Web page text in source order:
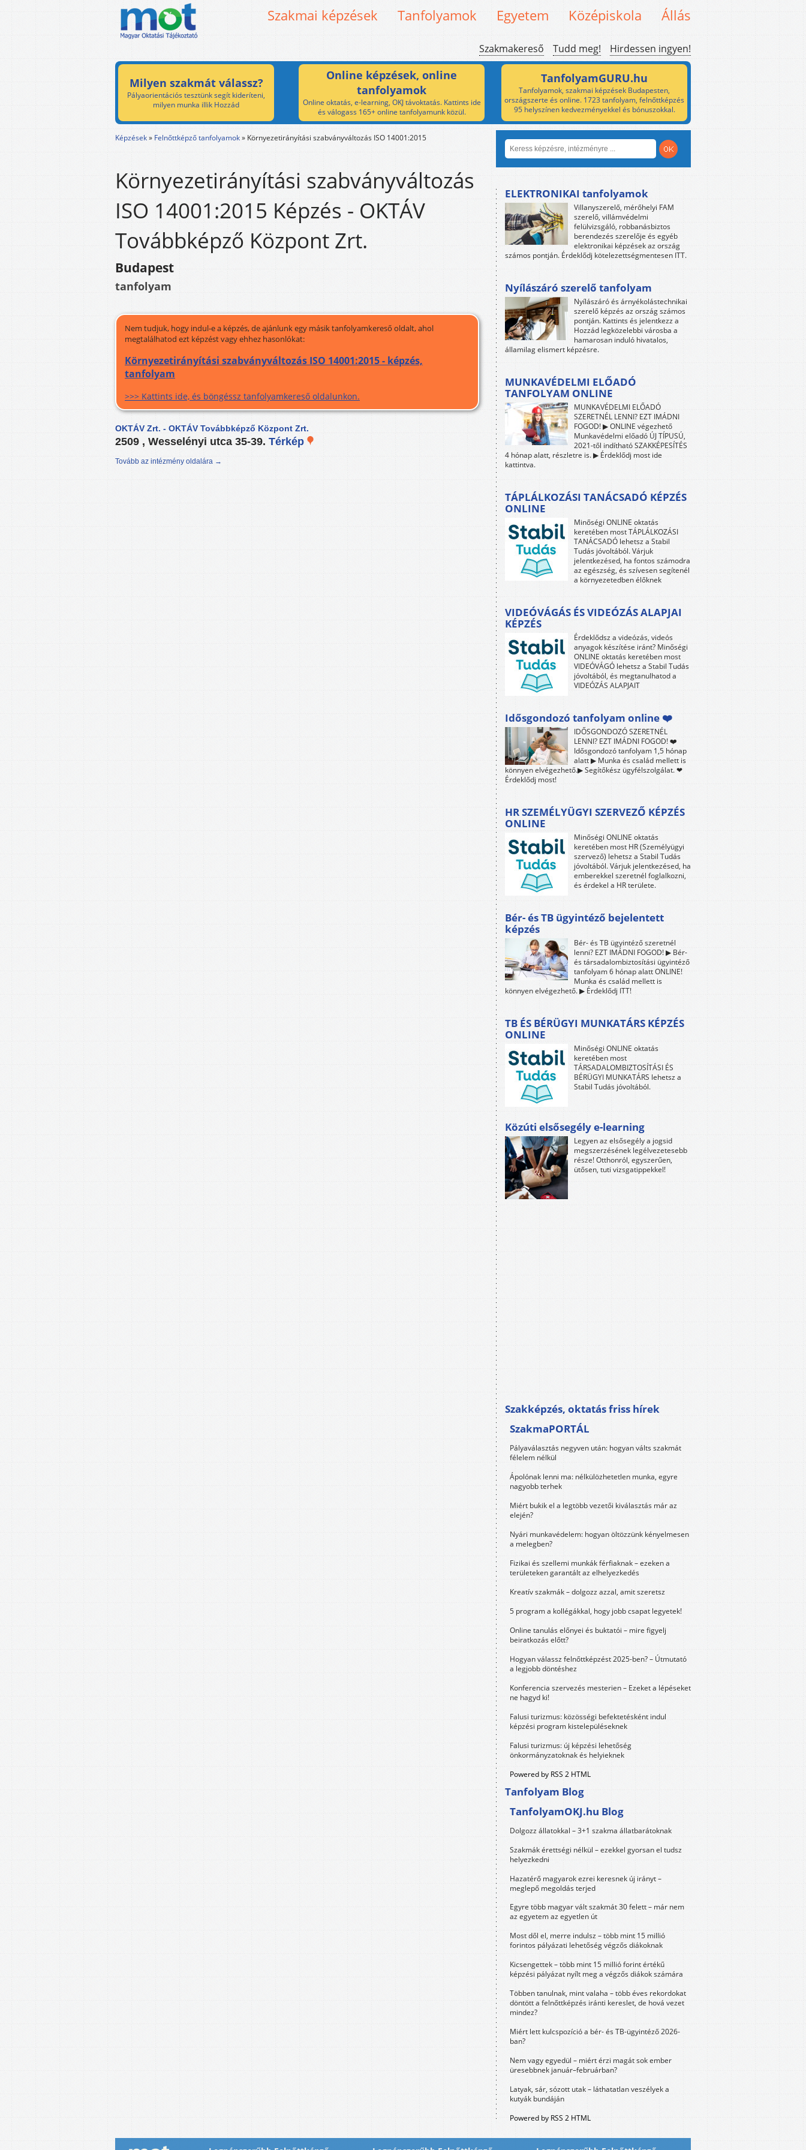
Szakmai képzések Tanfolyamok Egyetem Középiskola Állás
Szakmakereső Tudd meg! Hirdessen ingyen!
Milyen szakmát válassz?
Pályaorientációs tesztünk segít kideríteni,
milyen munka illik Hozzád
Online képzések, online
tanfolyamok
Online oktatás, e-learning, OKJ távoktatás. Kattints ide
és válogass 165+ online tanfolyamunk közül.
TanfolyamGURU.hu
Tanfolyamok, szakmai képzések Budapesten,
országszerte és online. 1723 tanfolyam, felnőttképzés
95 helyszínen kedvezményekkel és bónuszokkal.
Képzések» Felnőttképző tanfolyamok» Környezetirányítási szabványváltozás ISO 14001:2015
Környezetirányítási szabványváltozás
ISO 14001:2015 Képzés - OKTÁV
Továbbképző Központ Zrt.
Budapest
tanfolyam
Nem tudjuk, hogy indul-e a képzés, de ajánlunk egy másik tanfolyamkereső oldalt, ahol
megtalálhatod ezt képzést vagy ehhez hasonlókat:
Környezetirányítási szabványváltozás ISO 14001:2015 - képzés,
tanfolyam
>>> Kattints ide, és böngéssz tanfolyamkereső oldalunkon.
OKTÁV Zrt. - OKTÁV Továbbképző Központ Zrt.
2509 , Wesselényi utca 35-39. Térkép
Tovább az intézmény oldalára →
ELEKTRONIKAI tanfolyamok
Villanyszerelő, mérőhelyi FAM
szerelő, villámvédelmi
felülvizsgáló, robbanásbiztos
berendezés szerelője és egyéb
elektronikai képzések az ország
számos pontján. Érdeklődj kötelezettségmentesen ITT.
Nyílászáró szerelő tanfolyam
Nyílászáró és árnyékolástechnikai
szerelő képzés az ország számos
pontján. Kattints és jelentkezz a
Hozzád legközelebbi városba a
hamarosan induló hivatalos,
államilag elismert képzésre.
MUNKAVÉDELMI ELŐADÓ
TANFOLYAM ONLINE
MUNKAVÉDELMI ELŐADÓ
SZERETNÉL LENNI? EZT IMÁDNI
FOGOD! ▶ ONLINE végezhető
Munkavédelmi előadó ÚJ TÍPUSÚ,
2021-től indítható SZAKKÉPESÍTÉS
4 hónap alatt, részletre is. ▶ Érdeklődj most ide
kattintva.
TÁPLÁLKOZÁSI TANÁCSADÓ KÉPZÉS
ONLINE
Minőségi ONLINE oktatás
keretében most TÁPLÁLKOZÁSI
TANÁCSADÓ lehetsz a Stabil
Tudás jóvoltából. Várjuk
jelentkezésed, ha fontos számodra
az egészség, és szívesen segítenél
a környezetedben élőknek
VIDEÓVÁGÁS ÉS VIDEÓZÁS ALAPJAI
KÉPZÉS
Érdeklődsz a videózás, videós
anyagok készítése iránt? Minőségi
ONLINE oktatás keretében most
VIDEÓVÁGÓ lehetsz a Stabil Tudás
jóvoltából, és megtanulhatod a
VIDEÓZÁS ALAPJAIT
Idősgondozó tanfolyam online ❤️
IDŐSGONDOZÓ SZERETNÉL
LENNI? EZT IMÁDNI FOGOD! ❤️
Idősgondozó tanfolyam 1,5 hónap
alatt ▶ Munka és család mellett is
könnyen elvégezhető.▶ Segítőkész ügyfélszolgálat. ❤
Érdeklődj most!
HR SZEMÉLYÜGYI SZERVEZŐ KÉPZÉS
ONLINE
Minőségi ONLINE oktatás
keretében most HR (Személyügyi
szervező) lehetsz a Stabil Tudás
jóvoltából. Várjuk jelentkezésed, ha
emberekkel szeretnél foglalkozni,
és érdekel a HR területe.
Bér- és TB ügyintéző bejelentett
képzés
Bér- és TB ügyintéző szeretnél
lenni? EZT IMÁDNI FOGOD! ▶ Bér-
és társadalombiztosítási ügyintéző
tanfolyam 6 hónap alatt ONLINE!
Munka és család mellett is
könnyen elvégezhető. ▶ Érdeklődj ITT!
TB ÉS BÉRÜGYI MUNKATÁRS KÉPZÉS
ONLINE
Minőségi ONLINE oktatás
keretében most
TÁRSADALOMBIZTOSÍTÁSI ÉS
BÉRÜGYI MUNKATÁRS lehetsz a
Stabil Tudás jóvoltából.
Közúti elsősegély e-learning
Legyen az elsősegély a jogsid
megszerzésének legélvezetesebb
része! Otthonról, egyszerűen,
ütősen, tuti vizsgatippekkel!
Szakképzés, oktatás friss hírek
SzakmaPORTÁL
Pályaválasztás negyven után: hogyan válts szakmát
félelem nélkül
Ápolónak lenni ma: nélkülözhetetlen munka, egyre
nagyobb terhek
Miért bukik el a legtöbb vezetői kiválasztás már az
elején?
Nyári munkavédelem: hogyan öltözzünk kényelmesen
a melegben?
Fizikai és szellemi munkák férfiaknak – ezeken a
területeken garantált az elhelyezkedés
Kreatív szakmák – dolgozz azzal, amit szeretsz
5 program a kollégákkal, hogy jobb csapat legyetek!
Online tanulás előnyei és buktatói – mire figyelj
beiratkozás előtt?
Hogyan válassz felnőttképzést 2025-ben? – Útmutató
a legjobb döntéshez
Konferencia szervezés mesterien – Ezeket a lépéseket
ne hagyd ki!
Falusi turizmus: közösségi befektetésként indul
képzési program kistelepüléseknek
Falusi turizmus: új képzési lehetőség
önkormányzatoknak és helyieknek
Powered by RSS 2 HTML
Tanfolyam Blog
TanfolyamOKJ.hu Blog
Dolgozz állatokkal – 3+1 szakma állatbarátoknak
Szakmák érettségi nélkül – ezekkel gyorsan el tudsz
helyezkedni
Hazatérő magyarok ezrei keresnek új irányt –
meglepő megoldás terjed
Egyre több magyar vált szakmát 30 felett – már nem
az egyetem az egyetlen út
Most dől el, merre indulsz – több mint 15 millió
forintos pályázati lehetőség végzős diákoknak
Kicsengettek – több mint 15 millió forint értékű
képzési pályázat nyílt meg a végzős diákok számára
Többen tanulnak, mint valaha – több éves rekordokat
döntött a felnőttképzés iránti kereslet, de hová vezet
mindez?
Miért lett kulcspozíció a bér- és TB-ügyintéző 2026-
ban?
Nem vagy egyedül – miért érzi magát sok ember
üresebbnek január–februárban?
Latyak, sár, sózott utak – láthatatlan veszélyek a
kutyák bundáján
Powered by RSS 2 HTML